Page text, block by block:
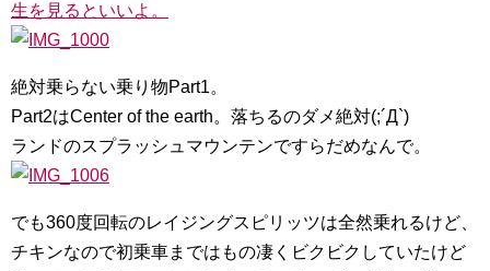
生を見るといいよ。
絶対乗らない乗り物Part1。
Part2はCenter of the earth。落ちるのダメ絶対(;´Д`)
ランドのスプラッシュマウンテンですらだめなんで。
でも360度回転のレイジングスピリッツは全然乗れるけど、
チキンなので初乗車まではもの凄くビクビクしていたけど